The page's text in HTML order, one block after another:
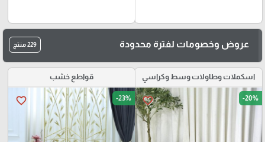
عروض وخصومات لفترة محدودة 229 منتج
اسكملات وطاولات وسط وكراسي
favorite_border -20%
قواطع خشب
favorite_border -23%